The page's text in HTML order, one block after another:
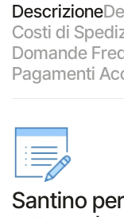
Descrizione
Costi di
Domande
Pagamenti
Santino